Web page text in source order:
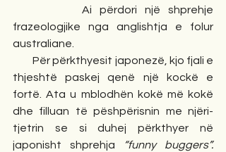
         Ai përdori një shprehje
frazeologjike nga anglishtja e folur
australiane.
         Për përkthyesit japonezë, kjo fjali e
thjeshtë paskej qenë një kockë e
fortë. Ata u mblodhën kokë më kokë
dhe filluan të pëshpërisnin me njëri-
tjetrin se si duhej përkthyer në
japonisht shprehja
“funny buggers”.